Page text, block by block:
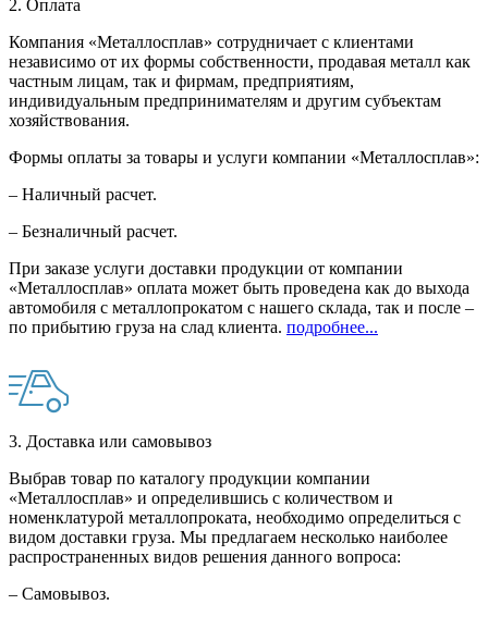
2. Оплата
Компания «Металлосплав» сотрудничает с клиентами
независимо от их формы собственности, продавая металл как
частным лицам, так и фирмам, предприятиям,
индивидуальным предпринимателям и другим субъектам
хозяйствования.
Формы оплаты за товары и услуги компании «Металлосплав»:
– Наличный расчет.
– Безналичный расчет.
При заказе услуги доставки продукции от компании
«Металлосплав» оплата может быть проведена как до выхода
автомобиля с металлопрокатом с нашего склада, так и после –
по прибытию груза на слад клиента. подробнее...
3. Доставка или самовывоз
Выбрав товар по каталогу продукции компании
«Металлосплав» и определившись с количеством и
номенклатурой металлопроката, необходимо определиться с
видом доставки груза. Мы предлагаем несколько наиболее
распространенных видов решения данного вопроса:
– Самовывоз.